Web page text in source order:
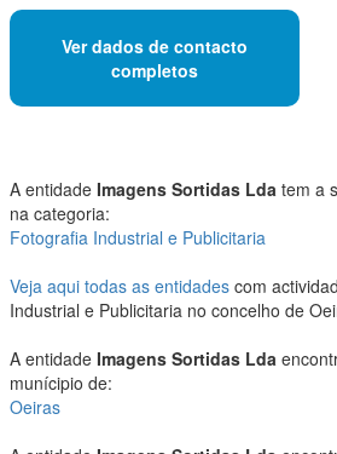
Ver dados de contacto
completos
A entidade Imagens Sortidas Lda tem a
na categoria:
Fotografia Industrial e Publicitaria
Veja aqui todas as entidades com
Industrial e Publicitaria no concelho de
A entidade Imagens Sortidas Lda
munícipio de:
Oeiras